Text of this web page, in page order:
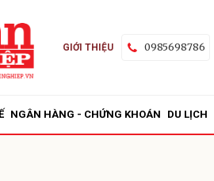
GIỚI THIỆU 0985698786
NGÂN HÀNG - CHỨNG KHOÁN DU LỊCH